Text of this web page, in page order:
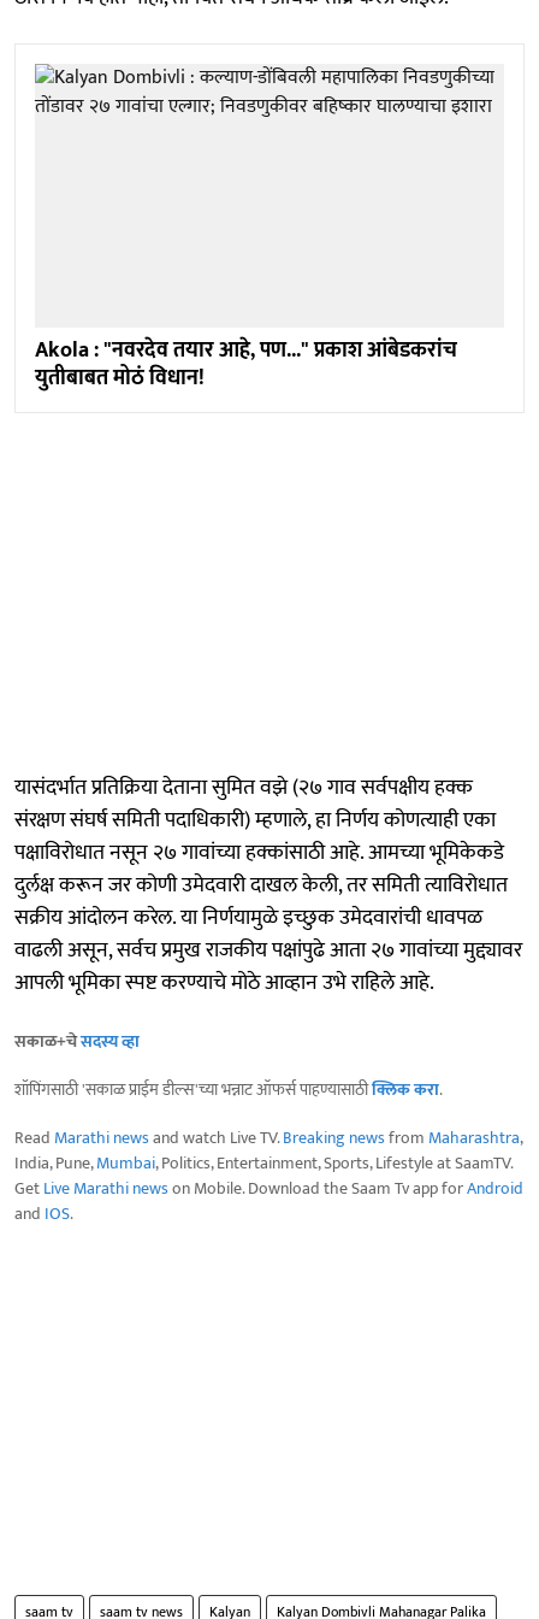
Akola : "नवरदेव तयार आहे, पण..." प्रकाश आंबेडकरांच
युतीबाबत मोठं विधान!
यासंदर्भात प्रतिक्रिया देताना सुमित वझे (२७ गाव सर्वपक्षीय हक्क
संरक्षण संघर्ष समिती पदाधिकारी) म्हणाले, हा निर्णय कोणत्याही एका
पक्षाविरोधात नसून २७ गावांच्या हक्कांसाठी आहे. आमच्या भूमिकेकडे
दुर्लक्ष करून जर कोणी उमेदवारी दाखल केली, तर समिती त्याविरोधात
सक्रीय आंदोलन करेल. या निर्णयामुळे इच्छुक उमेदवारांची धावपळ
वाढली असून, सर्वच प्रमुख राजकीय पक्षांपुढे आता २७ गावांच्या मुद्द्यावर
आपली भूमिका स्पष्ट करण्याचे मोठे आव्हान उभे राहिले आहे.
सकाळ+चेसदस्य व्हा
शॉपिंगसाठी 'सकाळ प्राईम डील्स'च्या भन्नाट ऑफर्स पाहण्यासाठीक्लिक करा.
Read Marathi newsand watch Live TV.Breaking newsfrom Maharashtra,
India, Pune,Mumbai, Politics, Entertainment, Sports, Lifestyle at SaamTV.
GetLive Marathi newson Mobile. Download the Saam Tv app forAndroid
and IOS.
saam tv saam tv news Kalyan
Kalyan Dombivli Mahanagar Palika